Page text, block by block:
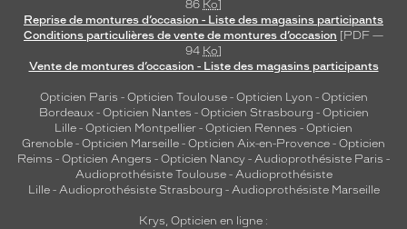
86 Ko]
Reprise de montures d’occasion - Liste des magasins participants
Conditions particulières de vente de montures d’occasion [PDF —
94 Ko]
Vente de montures d’occasion - Liste des magasins participants
Opticien Paris - Opticien Toulouse- Opticien Lyon - Opticien
Bordeaux- Opticien Nantes - Opticien Strasbourg - Opticien
Lille - Opticien Montpellier - Opticien Rennes - Opticien
Grenoble - Opticien Marseille - Opticien Aix-en-Provence - Opticien
Reims - Opticien Angers - Opticien Nancy - Audioprothésiste Paris -
Audioprothésiste Toulouse- Audioprothésiste
Lille- Audioprothésiste Strasbourg - Audioprothésiste Marseille
Krys, Opticien en ligne :